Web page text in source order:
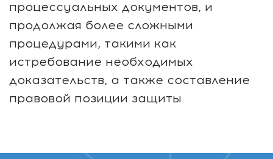
процессуальных документов, и
продолжая более сложными
процедурами, такими как
истребование необходимых
доказательств, а также составление
правовой позиции защиты.